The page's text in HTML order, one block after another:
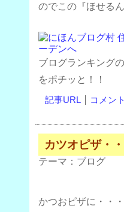
のでこの『ほせる
ブログランキング
をポチッと！！
記事URL コメン
カツオピザ・
テーマ： ブログ
かつおピザに・・・